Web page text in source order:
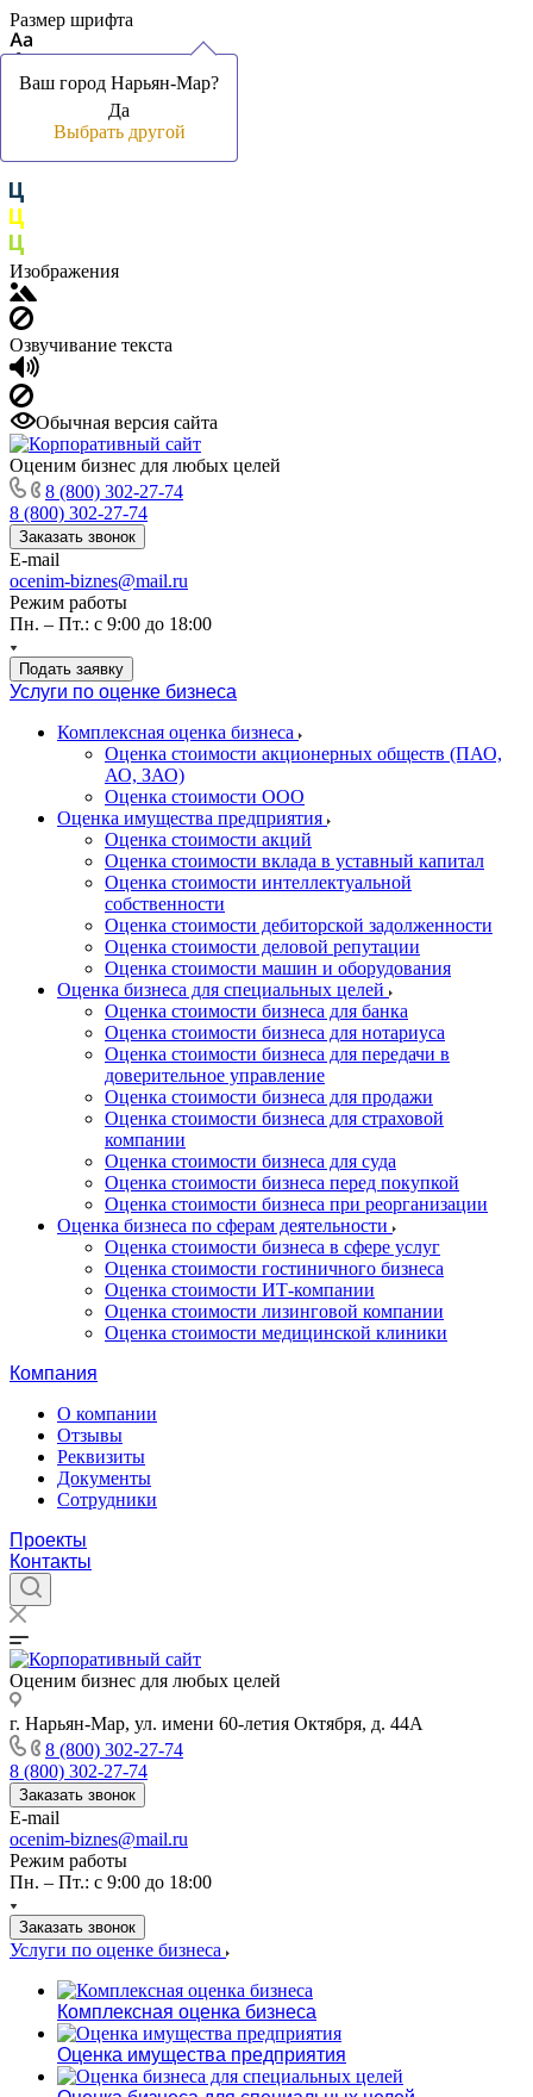
Размер шрифта
Цвет фона и шрифта
Изображения
Озвучивание текста
Обычная версия сайта
Оценим бизнес для любых целей
8 (800) 302-27-74
8 (800) 302-27-74
Заказать звонок
E-mail
ocenim-biznes@mail.ru
Режим работы
Пн. – Пт.: с 9:00 до 18:00
Подать заявку
Услуги по оценке бизнеса
Комплексная оценка бизнеса
Оценка стоимости акционерных обществ (ПАО,
АО, ЗАО)
Оценка стоимости ООО
Оценка имущества предприятия
Оценка стоимости акций
Оценка стоимости вклада в уставный капитал
Оценка стоимости интеллектуальной
собственности
Оценка стоимости дебиторской задолженности
Оценка стоимости деловой репутации
Оценка стоимости машин и оборудования
Оценка бизнеса для специальных целей
Оценка стоимости бизнеса для банка
Оценка стоимости бизнеса для нотариуса
Оценка стоимости бизнеса для передачи в
доверительное управление
Оценка стоимости бизнеса для продажи
Оценка стоимости бизнеса для страховой
компании
Оценка стоимости бизнеса для суда
Оценка стоимости бизнеса перед покупкой
Оценка стоимости бизнеса при реорганизации
Оценка бизнеса по сферам деятельности
Оценка стоимости бизнеса в сфере услуг
Оценка стоимости гостиничного бизнеса
Оценка стоимости ИТ-компании
Оценка стоимости лизинговой компании
Оценка стоимости медицинской клиники
Компания
О компании
Отзывы
Реквизиты
Документы
Сотрудники
Проекты
Контакты
Оценим бизнес для любых целей
г. Нарьян-Мар, ул. имени 60-летия Октября, д. 44А
Ваш город Нарьян-Мар?
Да
Выбрать другой
8 (800) 302-27-74
8 (800) 302-27-74
Заказать звонок
E-mail
ocenim-biznes@mail.ru
Режим работы
Пн. – Пт.: с 9:00 до 18:00
Заказать звонок
Услуги по оценке бизнеса
Комплексная оценка бизнеса
Оценка имущества предприятия
Ваш город Нарьян-Мар?
Да
Выбрать другой